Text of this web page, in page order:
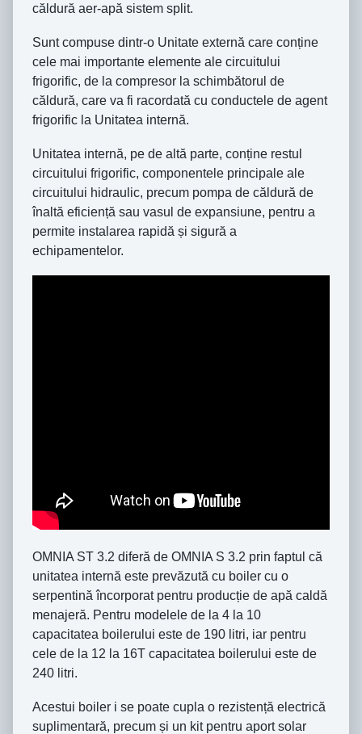
căldură aer-apă sistem split.
Sunt compuse dintr-o Unitate externă care conține
cele mai importante elemente ale circuitului
frigorific, de la compresor la schimbătorul de
căldură, care va fi racordată cu conductele de agent
frigorific la Unitatea internă.
Unitatea internă, pe de altă parte, conține restul
circuitului frigorific, componentele principale ale
circuitului hidraulic, precum pompa de căldură de
înaltă eficiență sau vasul de expansiune, pentru a
permite instalarea rapidă și sigură a
echipamentelor.
OMNIA ST 3.2 diferă de OMNIA S 3.2 prin faptul că
unitatea internă este prevăzută cu boiler cu o
serpentină încorporat pentru producție de apă caldă
menajeră. Pentru modelele de la 4 la 10
capacitatea boilerului este de 190 litri, iar pentru
cele de la 12 la 16T capacitatea boilerului este de
240 litri.
Acestui boiler i se poate cupla o rezistență electrică
suplimentară, precum și un kit pentru aport solar